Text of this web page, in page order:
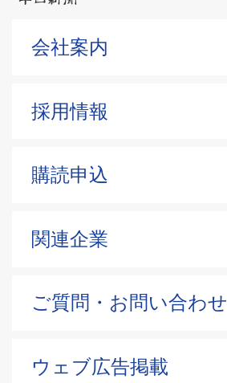
会社案内
採用情報
購読申込
関連企業
ご質問・お問い合わせ
ウェブ広告掲載